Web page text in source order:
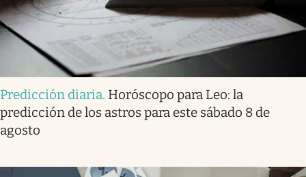
Predicción diaria. Horóscopo para Leo: la
predicción de los astros para este sábado 8 de
agosto